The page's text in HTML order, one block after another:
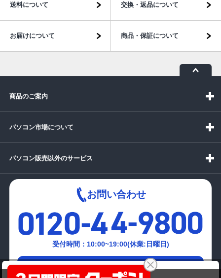
送料について 交換・返品について
お届けについて 商品・保証について
商品のご案内
パソコン市場について
パソコン販売以外のサービス
お問い合わせ
受付時間：10:00~19:00(休業:日曜日)
メールでの